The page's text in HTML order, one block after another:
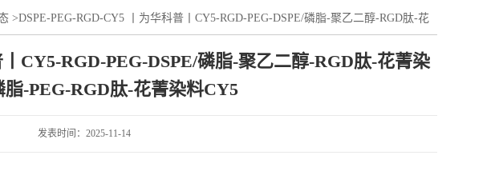
>DSPE-PEG-RGD-CY5 丨为华科普丨CY5-RGD-PEG-DSPE/磷脂-聚乙二醇-RGD肽-花
CY5-RGD-PEG-DSPE/磷脂-聚乙二醇-RGD肽-花菁染
-PEG-RGD肽-花菁染料CY5
发表时间：2025-11-14